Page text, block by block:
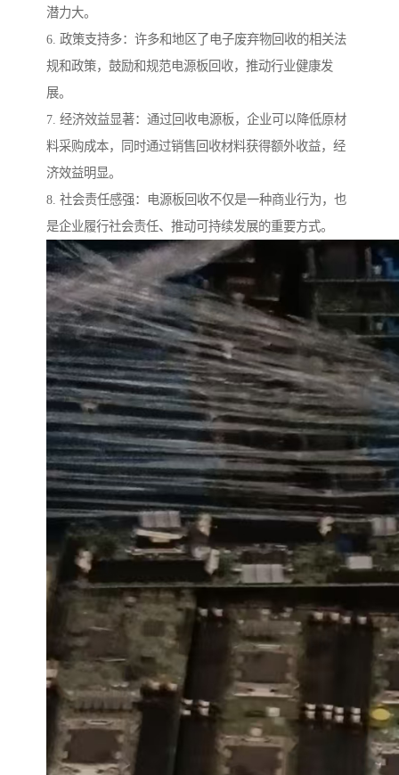
潜力大。
6. 政策支持多：许多和地区了电子废弃物回收的相关法
规和政策，鼓励和规范电源板回收，推动行业健康发
展。
7. 经济效益显著：通过回收电源板，企业可以降低原材
料采购成本，同时通过销售回收材料获得额外收益，经
济效益明显。
8. 社会责任感强：电源板回收不仅是一种商业行为，也
是企业履行社会责任、推动可持续发展的重要方式。